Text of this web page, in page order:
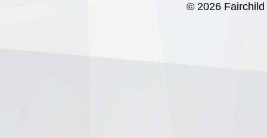
© 2026 Fairchild